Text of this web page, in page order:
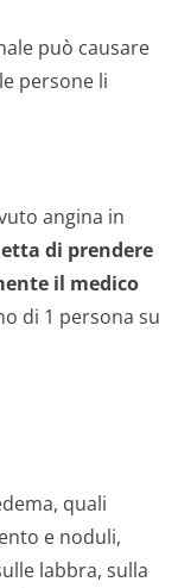
può causare
persone li
angina in
di prendere
il medico
di 1 persona su
quali
e noduli,
labbra, sulla